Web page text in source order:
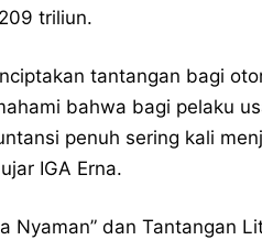
triliun.
tantangan bagi
bahwa bagi pelaku
penuh sering kali
IGA Erna.
Nyaman” dan Tantangan